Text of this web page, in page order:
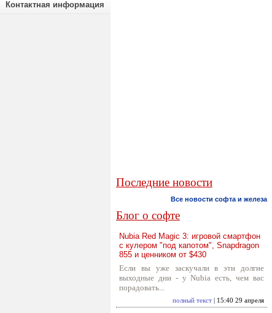
Контактная информация
Последние новости
Все новости софта и железа
Блог о софте
Nubia Red Magic 3: игровой смартфон
с кулером "под капотом", Snapdragon
855 и ценником от $430
Если вы уже заскучали в эти долгие
выходные дни - у Nubia есть, чем вас
порадовать...
полный текст | 15:40 29 апреля